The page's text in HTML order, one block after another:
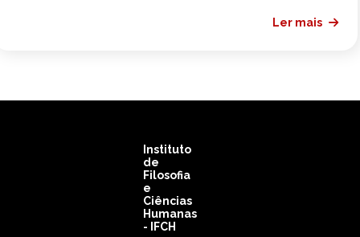
Ler mais
Instituto
de
Filosofia
e
Ciências
Humanas
- IFCH